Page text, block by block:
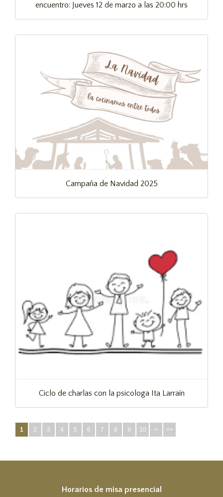
encuentro: Jueves 12 de marzo a las 20:00 hrs
Campaña de Navidad 2025
Ciclo de charlas con la psicologa Ita Larraín
1 2 3 4 5 6 7 8 9 10 > >>
Horarios de misa presencial